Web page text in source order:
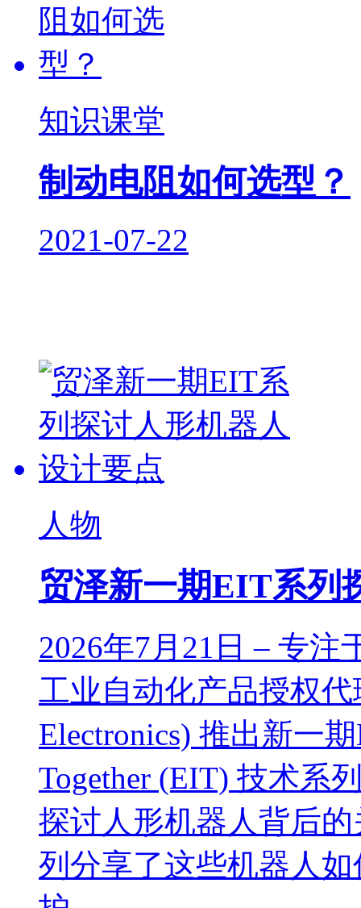
知识课堂
制动电阻如何选型？
2021-07-22
人物
贸泽新一期EIT系列
2026年7月21日 – 专
工业自动化产品授权
Electronics) 推出新一
Together (EIT) 技术系
探讨人形机器人背后
列分享了这些机器人